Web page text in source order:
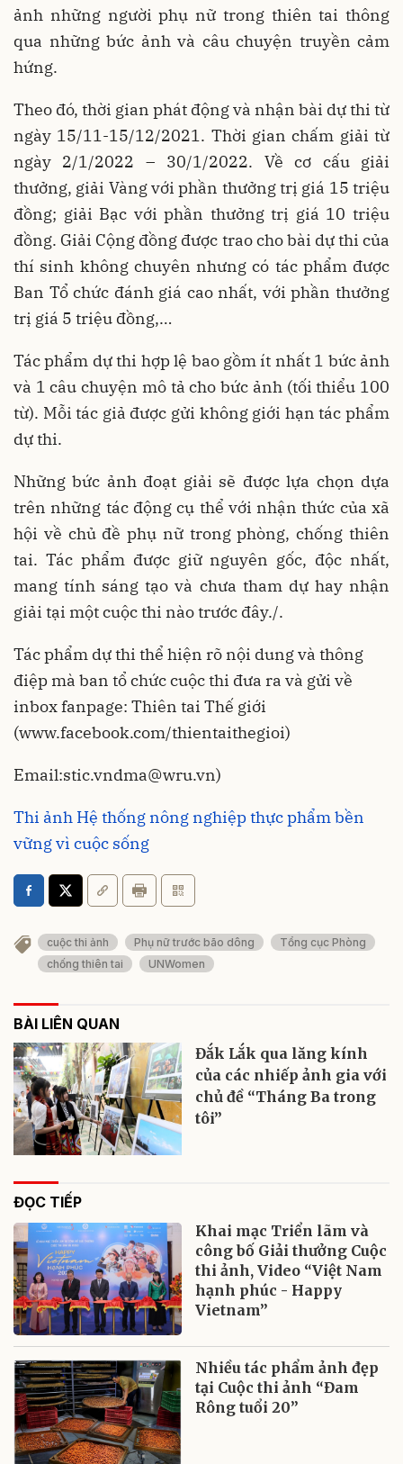
ảnh những người phụ nữ trong thiên tai thông
qua những bức ảnh và câu chuyện truyền cảm
hứng.
Theo đó, thời gian phát động và nhận bài dự thi từ
ngày 15/11-15/12/2021. Thời gian chấm giải từ
ngày 2/1/2022 – 30/1/2022. Về cơ cấu giải
thưởng, giải Vàng với phần thưởng trị giá 15 triệu
đồng; giải Bạc với phần thưởng trị giá 10 triệu
đồng. Giải Cộng đồng được trao cho bài dự thi của
thí sinh không chuyên nhưng có tác phẩm được
Ban Tổ chức đánh giá cao nhất, với phần thưởng
trị giá 5 triệu đồng,…
Tác phẩm dự thi hợp lệ bao gồm ít nhất 1 bức ảnh
và 1 câu chuyện mô tả cho bức ảnh (tối thiểu 100
từ). Mỗi tác giả được gửi không giới hạn tác phẩm
dự thi.
Những bức ảnh đoạt giải sẽ được lựa chọn dựa
trên những tác động cụ thể với nhận thức của xã
hội về chủ đề phụ nữ trong phòng, chống thiên
tai. Tác phẩm được giữ nguyên gốc, độc nhất,
mang tính sáng tạo và chưa tham dự hay nhận
giải tại một cuộc thi nào trước đây./.
Tác phẩm dự thi thể hiện rõ nội dung và thông
điệp mà ban tổ chức cuộc thi đưa ra và gửi về
inbox fanpage: Thiên tai Thế giới
(www.facebook.com/thientaithegioi)
Email:stic.vndma@wru.vn)
Thi ảnh Hệ thống nông nghiệp thực phẩm bền
vững vì cuộc sống
cuộc thi ảnh Phụ nữ trước bão dông
Tổng cục Phòng
chống thiên tai
UNWomen
BÀI LIÊN QUAN
Đắk Lắk qua lăng kính
của các nhiếp ảnh gia với
chủ đề “Tháng Ba trong
tôi”
ĐỌC TIẾP
Khai mạc Triển lãm và
công bố Giải thưởng Cuộc
thi ảnh, Video “Việt Nam
hạnh phúc - Happy
Vietnam”
Nhiều tác phẩm ảnh đẹp
tại Cuộc thi ảnh “Đam
Rông tuổi 20”